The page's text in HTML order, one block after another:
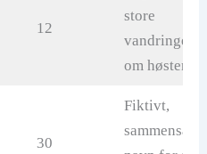
12
store
vandringer
om høsten.
30
Fiktivt,
sammensatt